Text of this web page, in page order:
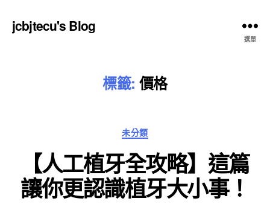
jcbjtecu's Blog
選單
標籤: 價格
分
類
未分類
【人工植牙全攻略】這篇
讓你更認識植牙大小事！